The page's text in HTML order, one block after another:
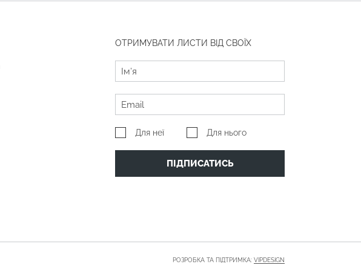
ОТРИМУВАТИ ЛИСТИ ВІД СВОЇХ
Для неї Для нього
ПІДПИСАТИСЬ
РОЗРОБКА ТА ПІДТРИМКА: VIPDESIGN